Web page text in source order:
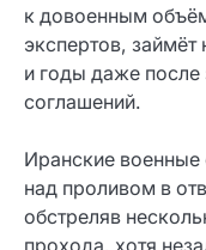
к довоенным
экспертов,
и годы даже
соглашений.
Иранские военные
над проливом в
обстреляв
прохода, хотя